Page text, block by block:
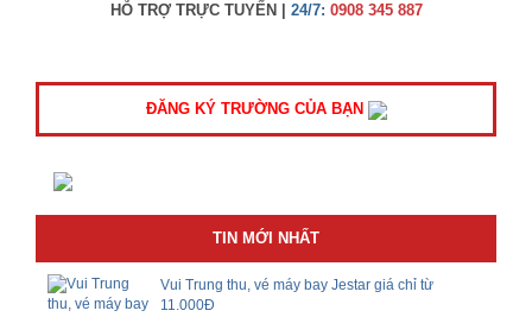
HỖ TRỢ TRỰC TUYẾN | 24/7: 0908 345 887
ĐĂNG KÝ TRƯỜNG CỦA BẠN
TIN MỚI NHẤT
Vui Trung thu, vé máy bay Jestar giá chỉ từ
11.000Đ